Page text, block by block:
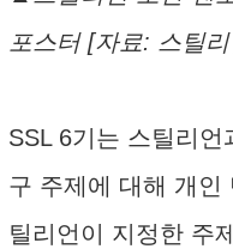
포스터 [자료: 스틸
SSL 6기는 스틸리
구 주제에 대해 개인
틸리언이 지정한 주